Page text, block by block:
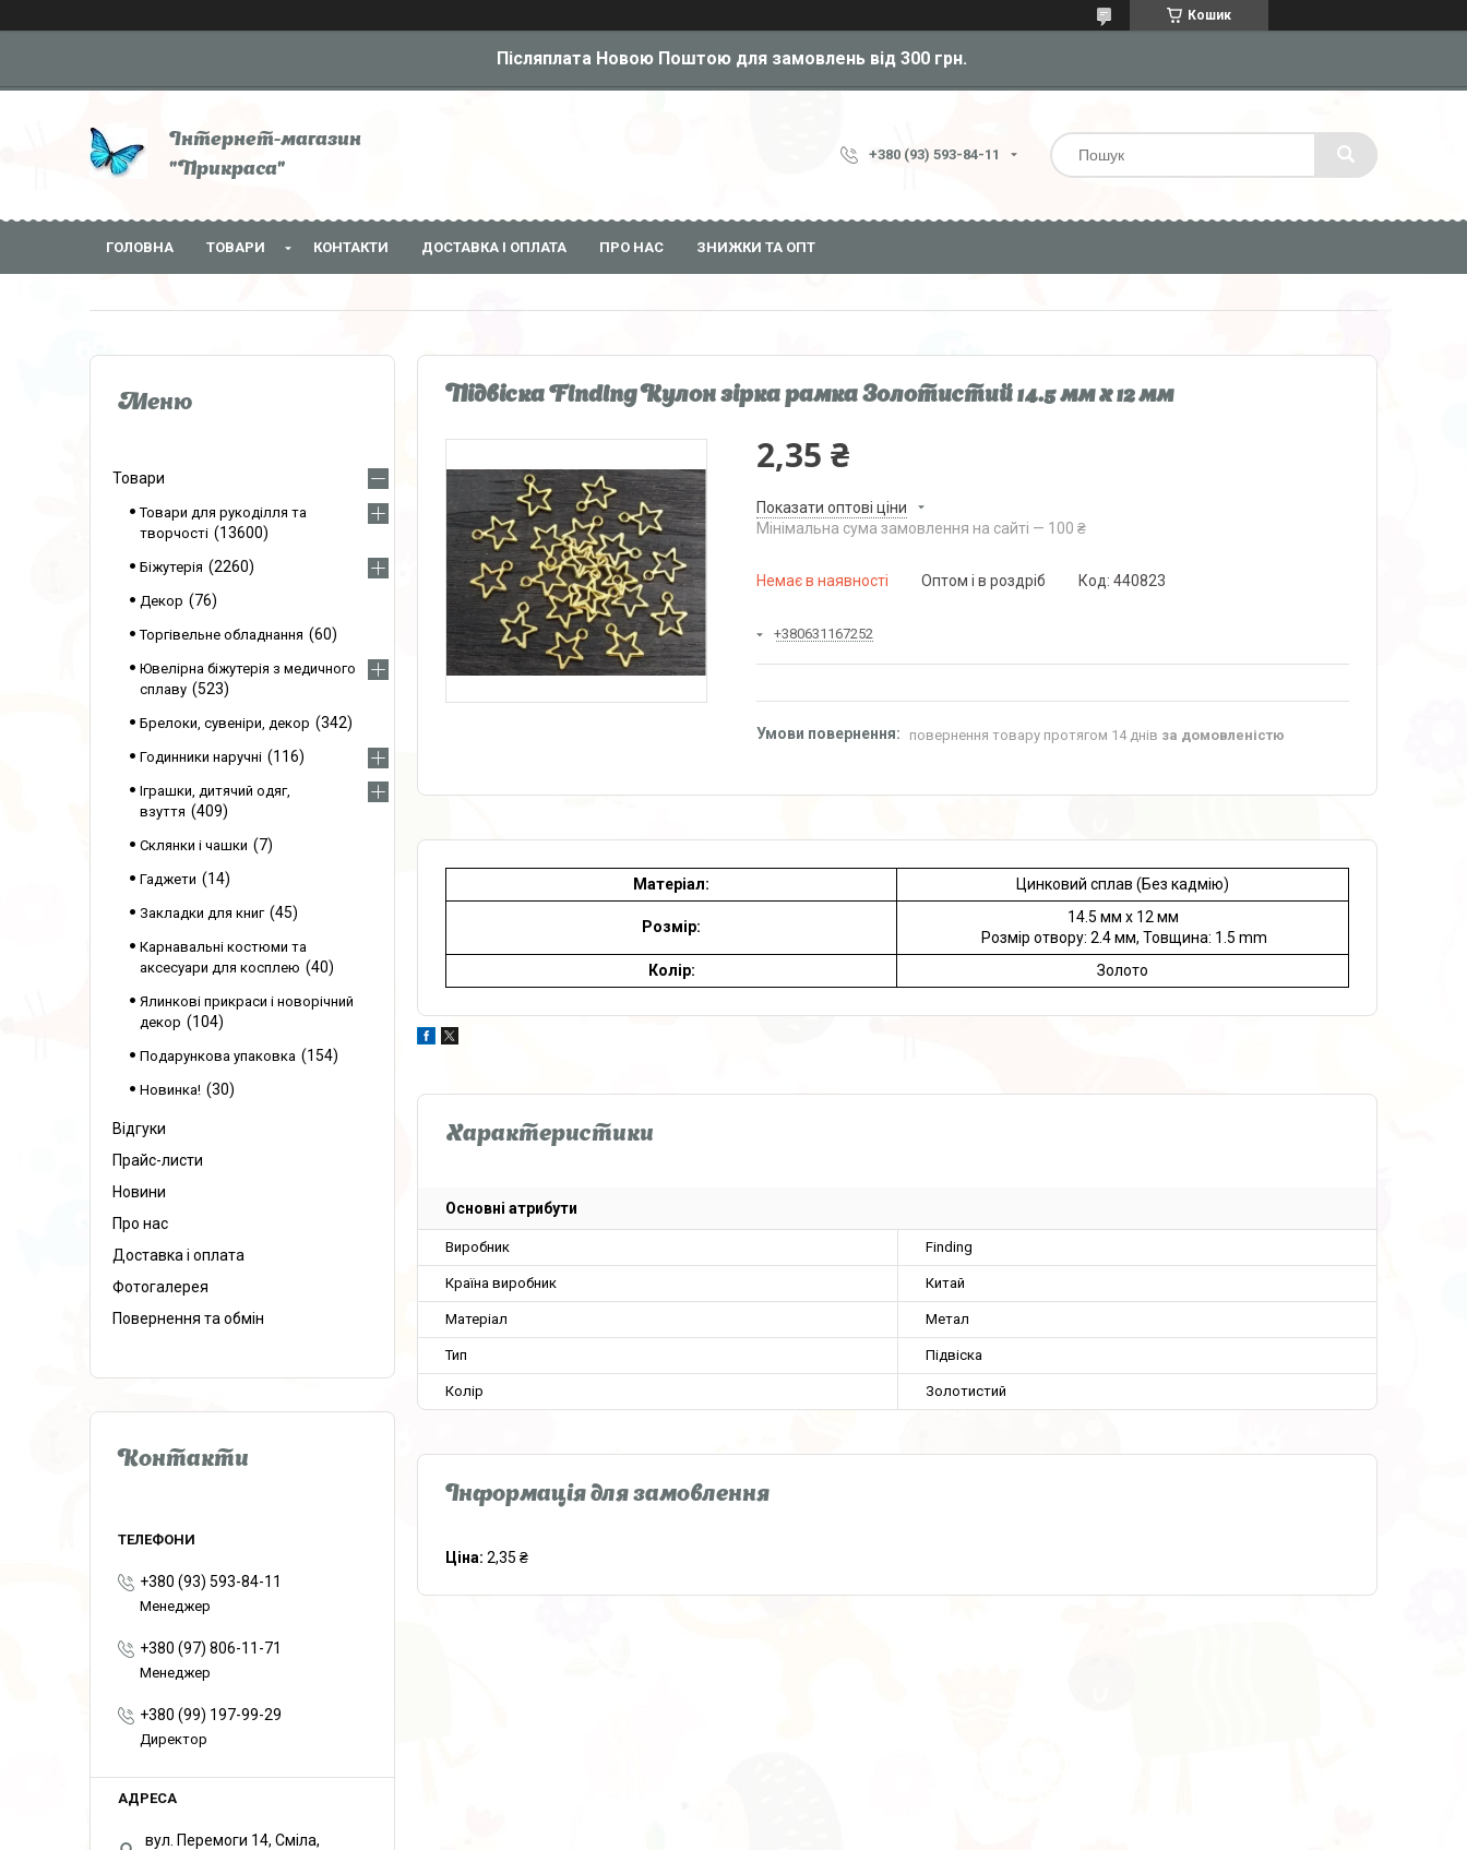
Кошик
Післяплата Новою Поштою для замовлень від 300 грн.
Інтернет-магазин
"Прикраса"
+380 (93) 593-84-11
ГОЛОВНА ТОВАРИ КОНТАКТИ ДОСТАВКА І ОПЛАТА ПРО НАС ЗНИЖКИ ТА ОПТ
Підвіска Finding Кулон зірка рамка Золотистий 14.5 мм x 12 мм
2,35 ₴
Показати оптові ціни
Мінімальна сума замовлення на сайті — 100 ₴
Немає в наявності Оптом і в роздріб Код: 440823
+380631167252
повернення товару протягом 14 днів за домовленістю
Матеріал: Цинковий сплав (Без кадмію)
Розмір:
14.5 мм x 12 мм
Розмір отвору: 2.4 мм, Товщина: 1.5 mm
Колір:
Золото
Характеристики
Основні атрибути
Виробник Finding
Країна виробник Китай
Матеріал Метал
Тип Підвіска
Колір Золотистий
Інформація для замовлення
Ціна: 2,35 ₴
Товари
Товари для рукоділля та
творчості
13600
Біжутерія 2260
Декор 76
Торгівельне обладнання 60
Ювелірна біжутерія з медичного
сплаву
523
Брелоки, сувеніри, декор 342
Годинники наручні 116
Іграшки, дитячий одяг,
взуття
409
Склянки і чашки 7
Гаджети 14
Закладки для книг 45
Карнавальні костюми та
аксесуари для косплею
40
Ялинкові прикраси і новорічний
декор
104
Подарункова упаковка 154
Новинка! 30
Відгуки
Прайс-листи
Новини
Про нас
Доставка і оплата
Фотогалерея
Повернення та обмін
Контакти
+380 (93) 593-84-11
Менеджер
+380 (97) 806-11-71
Менеджер
+380 (99) 197-99-29
Директор
вул. Перемоги 14, Сміла,